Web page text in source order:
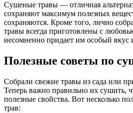
Сушеные травы — отличная
сохраняют максимум полезных
сохраняются. Кроме того, лично
травы всегда приготовлены с
несомненно придает им особый вкус
Полезные советы по
Собрали свежие травы из сада или
Теперь важно правильно их сушить,
полезные свойства. Вот несколько
трав: